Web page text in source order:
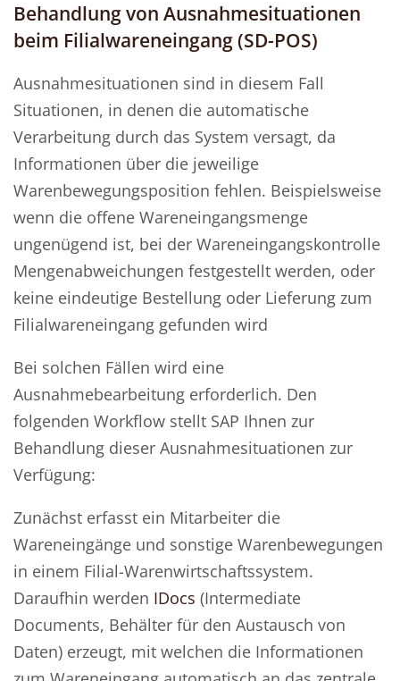
Behandlung von Ausnahmesituationen
beim Filialwareneingang (SD-POS)
Ausnahmesituationen sind in diesem Fall
Situationen, in denen die automatische
Verarbeitung durch das System versagt, da
Informationen über die jeweilige
Warenbewegungsposition fehlen. Beispielsweise
wenn die offene Wareneingangsmenge
ungenügend ist, bei der Wareneingangskontrolle
Mengenabweichungen festgestellt werden, oder
keine eindeutige Bestellung oder Lieferung zum
Filialwareneingang gefunden wird
Bei solchen Fällen wird eine
Ausnahmebearbeitung erforderlich. Den
folgenden Workflow stellt SAP Ihnen zur
Behandlung dieser Ausnahmesituationen zur
Verfügung:
Zunächst erfasst ein Mitarbeiter die
Wareneingänge und sonstige Warenbewegungen
in einem Filial-Warenwirtschaftssystem.
Daraufhin werden IDocs (Intermediate
Documents, Behälter für den Austausch von
Daten) erzeugt, mit welchen die Informationen